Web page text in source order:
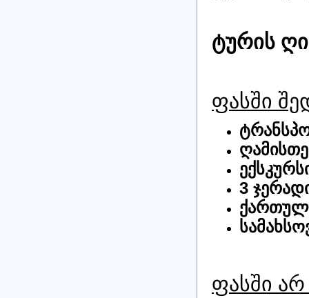
ტურის
ფასში
3
ფასში